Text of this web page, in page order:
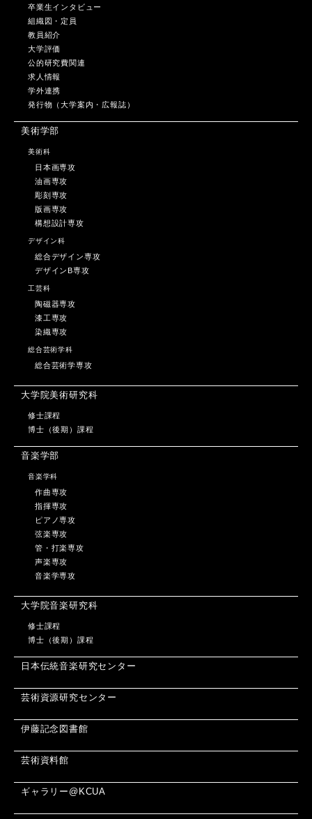
卒業生インタビュー
組織図・定員
教員紹介
大学評価
公的研究費関連
求人情報
学外連携
発行物（大学案内・広報誌）
美術学部
美術科
日本画専攻
油画専攻
彫刻専攻
版画専攻
構想設計専攻
デザイン科
総合デザイン専攻
デザインB専攻
工芸科
陶磁器専攻
漆工専攻
染織専攻
総合芸術学科
総合芸術学専攻
大学院美術研究科
修士課程
博士（後期）課程
音楽学部
音楽学科
作曲専攻
指揮専攻
ピアノ専攻
弦楽専攻
管・打楽専攻
声楽専攻
音楽学専攻
大学院音楽研究科
修士課程
博士（後期）課程
日本伝統音楽研究センター
芸術資源研究センター
伊藤記念図書館
芸術資料館
ギャラリー@KCUA